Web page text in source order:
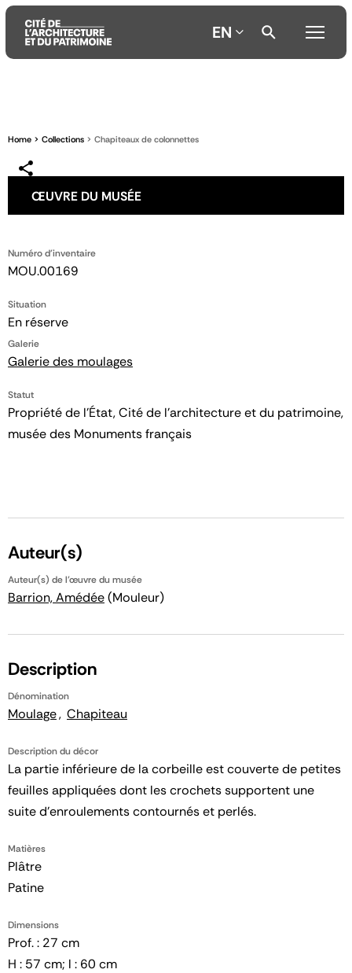
contenu
menu
la
EN
Home Collections Chapiteaux de colonnettes
ŒUVRE DU MUSÉE
Numéro d'inventaire
MOU.00169
Situation
En réserve
Galerie
Galerie des moulages
Statut
Propriété de l’État, Cité de l’architecture et du patrimoine,
musée des Monuments français
Auteur(s)
Auteur(s) de l'œuvre du musée
Barrion, Amédée(Mouleur)
Description
Dénomination
Moulage Chapiteau
Description du décor
La partie inférieure de la corbeille est couverte de petites
feuilles appliquées dont les crochets supportent une
suite d'enroulements contournés et perlés.
Matières
Plâtre
Patine
Dimensions
Prof. : 27 cm
H : 57 cm; l : 60 cm